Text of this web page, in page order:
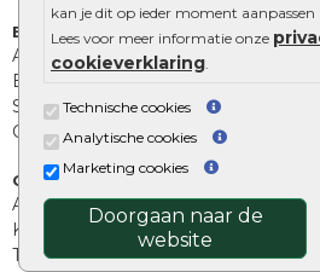
kan je dit op ieder moment aanpassen
Lees voor meer informatie onze
cookieverklaring.
Technische cookies
Analytische cookies
Marketing cookies
Doorgaan naar de
website
Extra benodigdheden
Afwatering en diversen
Beplantings en betonelementen
Split, grind en zand
Oprit tegels
Overig
Aanbiedingen
Kunstgras
Tuintegels outlet